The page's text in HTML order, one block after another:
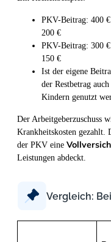
PKV-Beitrag: 400
200 €
PKV-Beitrag: 300
150 €
Ist der eigene
der Restbetrag
Kindern genutzt
Der Arbeitgeberzuschuss
Krankheitskosten gezahlt.
der PKV eine
Leistungen abdeckt.
Vergleich: